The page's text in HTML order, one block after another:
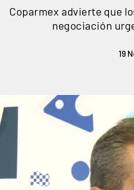
Coparmex advierte que
negociación
19